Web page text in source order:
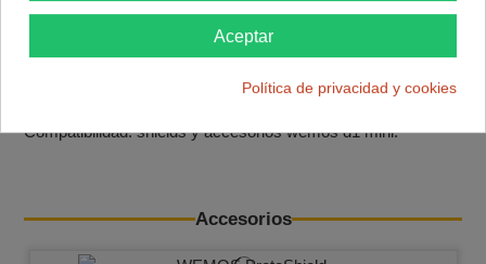
Interfaz USB‑serie: CP2104 (programación y alimentación
por micro‑USB o USB‑C según versión).
Compatibilidad: shields y accesorios wemos d1 mini.
Accesorios
Aceptar
Política de privacidad y cookies